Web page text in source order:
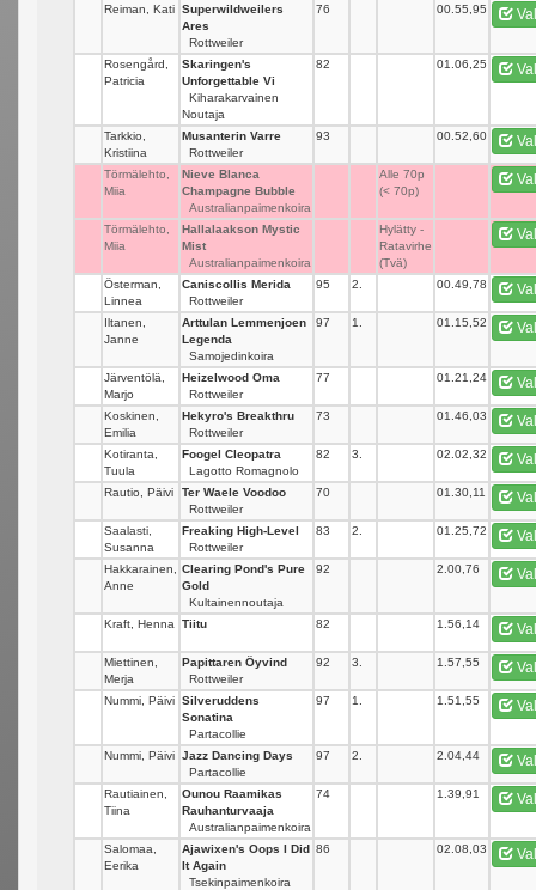
Reiman, Kati Superwildweilers
Ares
Rottweiler
76 00.55,95
Rosengård,
Patricia
Skaringen's
Unforgettable Vi
Kiharakarvainen
Noutaja
82 01.06,25
Tarkkio,
Kristiina
Musanterin Varre
Rottweiler
93 00.52,60
Törmälehto,
Miia
Nieve Blanca
Champagne Bubble
Australianpaimenkoira
Alle 70p
(< 70p)
Törmälehto,
Miia
Hallalaakson Mystic
Mist
Australianpaimenkoira
Hylätty -
Ratavirhe
(Tvä)
Österman,
Linnea
Caniscollis Merida
Rottweiler
95 2. 00.49,78
Iltanen,
Janne
Arttulan Lemmenjoen
Legenda
Samojedinkoira
97 1. 01.15,52
Järventölä,
Marjo
Heizelwood Oma
Rottweiler
77 01.21,24
Koskinen,
Emilia
Hekyro's Breakthru
Rottweiler
73 01.46,03
Kotiranta,
Tuula
Foogel Cleopatra
Lagotto Romagnolo
82 3. 02.02,32
Rautio, Päivi
Ter Waele Voodoo
Rottweiler
70 01.30,11
Saalasti,
Susanna
Freaking High-Level
Rottweiler
83 2. 01.25,72
Hakkarainen,
Anne
Clearing Pond's Pure
Gold
Kultainennoutaja
92 2.00,76
Kraft, Henna Tiitu 82 1.56,14
Miettinen,
Merja
Papittaren Öyvind
Rottweiler
92 3. 1.57,55
Nummi, Päivi Silveruddens
Sonatina
Partacollie
97 1. 1.51,55
Nummi, Päivi Jazz Dancing Days
Partacollie
97 2. 2.04,44
Rautiainen,
Tiina
Ounou Raamikas
Rauhanturvaaja
Australianpaimenkoira
74 1.39,91
Salomaa,
Eerika
Ajawixen's Oops I Did
It Again
Tsekinpaimenkoira
86 02.08,03